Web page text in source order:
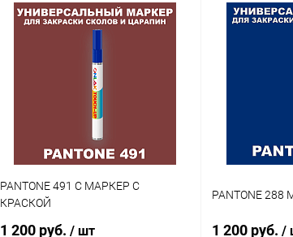
Цвет:
PANTONE 491 C МАРКЕР С
КРАСКОЙ
1 200 руб. / шт
PANTONE
1 200 руб. /